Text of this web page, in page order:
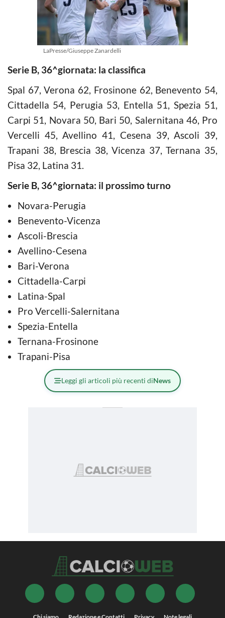
LaPresse/Giuseppe Zanardelli
Serie B, 36^giornata: la classifica
Spal 67, Verona 62, Frosinone 62, Benevento 54,
Cittadella 54, Perugia 53, Entella 51, Spezia 51,
Carpi 51, Novara 50, Bari 50, Salernitana 46, Pro
Vercelli 45, Avellino 41, Cesena 39, Ascoli 39,
Trapani 38, Brescia 38, Vicenza 37, Ternana 35,
Pisa 32, Latina 31.
Serie B, 36^giornata: il prossimo turno
Novara-Perugia
Benevento-Vicenza
Ascoli-Brescia
Avellino-Cesena
Bari-Verona
Cittadella-Carpi
Latina-Spal
Pro Vercelli-Salernitana
Spezia-Entella
Ternana-Frosinone
Trapani-Pisa
Leggi gli articoli più recenti diNews